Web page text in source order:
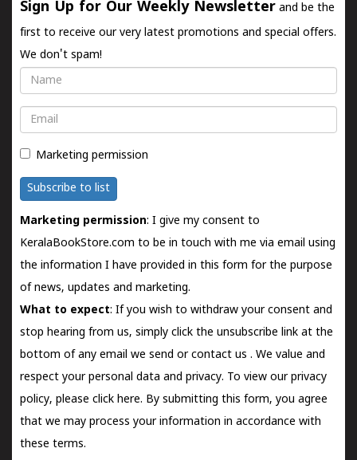
Sign Up for Our Weekly Newsletter and be the
first to receive our very latest promotions and special offers.
We don't spam!
Name
Email
Marketing permission
Subscribe to list
Marketing permission: I give my consent to
KeralaBookStore.com to be in touch with me via email using
the information I have provided in this form for the purpose
of news, updates and marketing.
What to expect: If you wish to withdraw your consent and
stop hearing from us, simply click the unsubscribe link at the
bottom of any email we send orcontact us . We value and
respect your personal data and privacy. To view our privacy
policy, please click here. By submitting this form, you agree
that we may process your information in accordance with
these terms.